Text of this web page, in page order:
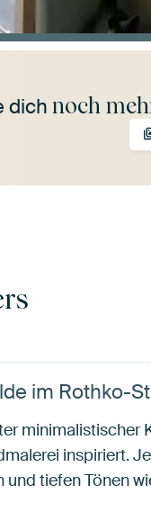
dich noch
im Rothko-
inspiriert.
tiefen Tönen